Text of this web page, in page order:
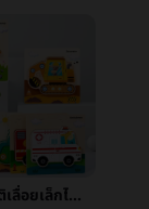
เด็กสามมิติเลื่อยเล็กไดโนเสาร์สัตว์3dตะครุบมือจับจิ๊กซอว์ทารกจิ๊กซอว์บังคับก่อนโรงเรียนทำด้วยไม้ต้นเรียนรู้ของเล่น